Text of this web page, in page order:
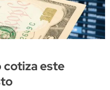
cotiza este